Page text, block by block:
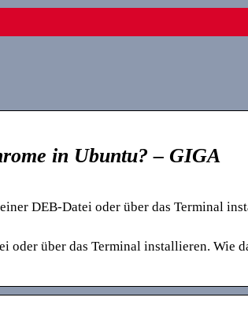
in Ubuntu? – GIGA
DEB-Datei oder über das Terminal
oder über das Terminal installieren. Wie